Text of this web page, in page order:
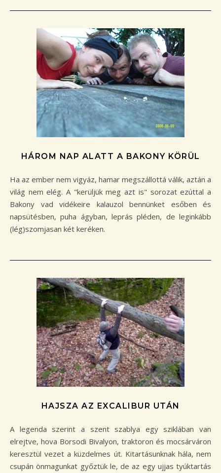
HÁROM NAP ALATT A BAKONY KÖRÜL
Ha az ember nem vigyáz, hamar megszállottá válik, aztán a
világ nem elég. A "kerüljük meg azt is" sorozat ezúttal a
Bakony vad vidékeire kalauzol bennünket esőben és
napsütésben, puha ágyban, leprás pléden, de leginkább
(lég)szomjasan két keréken.
HAJSZA AZ EXCALIBUR UTÁN
A legenda szerint a szent szablya egy sziklában van
elrejtve, hova Borsodi Bivalyon, traktoron és mocsárváron
keresztül vezet a küzdelmes út. Kitartásunknak hála, nem
csupán önmagunkat győztük le, de az egy ujjas tyúktartás